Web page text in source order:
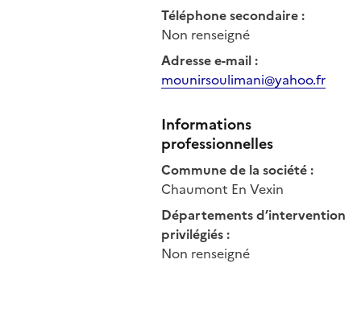
Téléphone secondaire:
Non renseigné
Adresse e-mail:
mounirsoulimani@yahoo.fr
Informations
professionnelles
Commune de la société:
Chaumont En Vexin
Départements d’intervention
privilégiés:
Non renseigné